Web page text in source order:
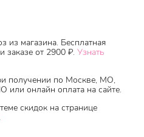
из магазина. Бесплатная
заказе от 2900 ₽. Узнать
получении по Москве, МО,
или онлайн оплата на сайте.
скидок на странице